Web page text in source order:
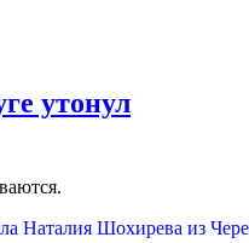
утонул